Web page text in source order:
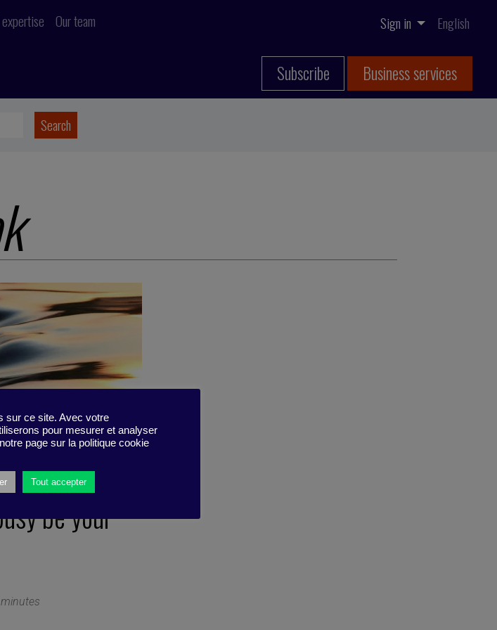
Our team Sign in English
Subscribe Business services
be your
sur ce site. Avec votre
pour mesurer et analyser
page sur la politique cookie
Tout accepter